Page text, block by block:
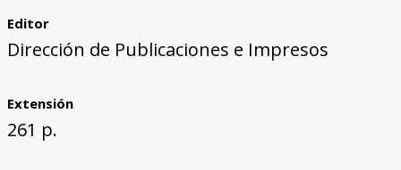
Editor
Dirección de Publicaciones e Impresos
Extensión
261 p.